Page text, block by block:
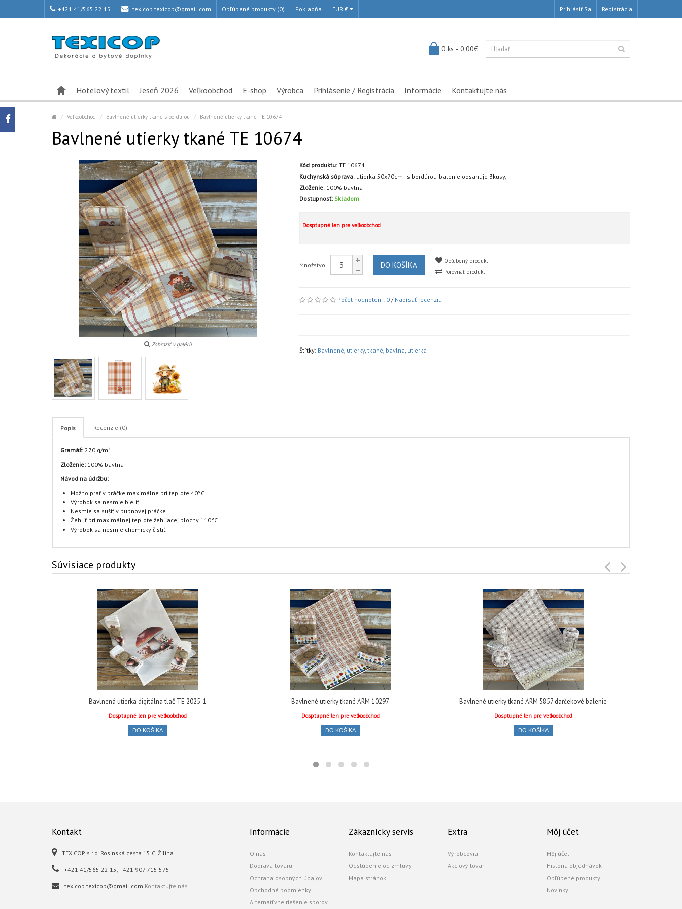
+421 41/565 22 15 texicop.texicop@gmail.com Obľúbené produkty (0) Pokladňa EUR € Prihlásiť Sa Registrácia
0 ks - 0,00€
Hotelový textil Jeseň 2026 Veľkoobchod E-shop Výrobca Prihlásenie / Registrácia Informácie Kontaktujte nás
Veľkoobchod Bavlnené utierky tkané s bordúrou Bavlnené utierky tkané TE 10674
Bavlnené utierky tkané TE 10674
Zobraziť v galérii
Kód produktu: TE 10674
Kuchynská súprava: utierka 50x70cm - s bordúrou-balenie obsahuje 3kusy,
Zloženie: 100% bavlna
Dostupnosť: Skladom
Dosptupné len pre veľkoobchod
Množstvo DO KOŠÍKA
Obľúbený produkt
Porovnať produkt
Počet hodnotení: 0/ Napísať recenziu
Štítky: Bavlnené, utierky, tkané, bavlna, utierka
Popis Recenzie (0)
Gramáž: 270 g/m2
Zloženie: 100% bavlna
Návod na údržbu:
Možno prať v práčke maximálne pri teplote 40°C.
Výrobok sa nesmie bieliť.
Nesmie sa sušiť v bubnovej práčke.
Žehliť pri maximálnej teplote žehliacej plochy 110°C.
Výrobok sa nesmie chemicky čistiť.
Súvisiace produkty
Bavlnená utierka digitálna tlač TE 2025-1
Dosptupné len pre veľkoobchod
DO KOŠÍKA
Bavlnené utierky tkané ARM 10297
Dosptupné len pre veľkoobchod
DO KOŠÍKA
Bavlnené utierky tkané ARM 5857 darčekové balenie
Dosptupné len pre veľkoobchod
DO KOŠÍKA
Kontakt
TEXICOP, s.r.o. Rosinská cesta 15 C, Žilina
+421 41/565 22 15, +421 907 715 575
texicop.texicop@gmail.com Kontaktujte nás
Informácie
O nás
Doprava tovaru
Ochrana osobných údajov
Obchodné podmienky
Alternatívne riešenie sporov
Zákaznícky servis
Kontaktujte nás
Odstúpenie od zmluvy
Mapa stránok
Extra
Výrobcovia
Akciový tovar
Môj účet
Môj účet
História objednávok
Obľúbené produkty
Novinky